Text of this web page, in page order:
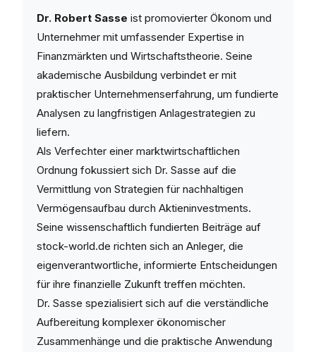
Dr. Robert Sasse ist promovierter Ökonom und
Unternehmer mit umfassender Expertise in
Finanzmärkten und Wirtschaftstheorie. Seine
akademische Ausbildung verbindet er mit
praktischer Unternehmenserfahrung, um fundierte
Analysen zu langfristigen Anlagestrategien zu
liefern.
Als Verfechter einer marktwirtschaftlichen
Ordnung fokussiert sich Dr. Sasse auf die
Vermittlung von Strategien für nachhaltigen
Vermögensaufbau durch Aktieninvestments.
Seine wissenschaftlich fundierten Beiträge auf
stock-world.de richten sich an Anleger, die
eigenverantwortliche, informierte Entscheidungen
für ihre finanzielle Zukunft treffen möchten.
Dr. Sasse spezialisiert sich auf die verständliche
Aufbereitung komplexer ökonomischer
Zusammenhänge und die praktische Anwendung